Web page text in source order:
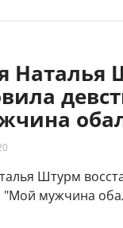
Наталья